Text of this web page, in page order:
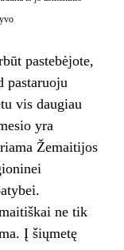
pastebėjote,
pastaruoju
vis daugiau
yra
Žemaitijos
ne tik
Į šiųmetę